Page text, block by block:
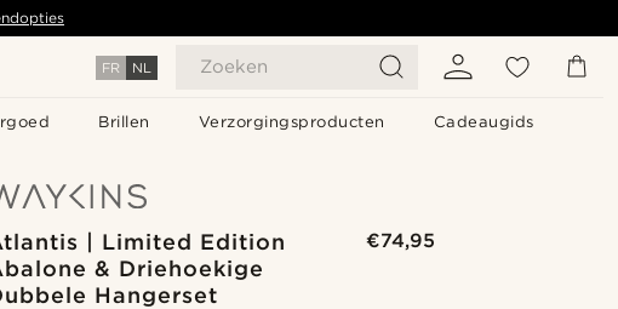
FR NL Zoeken
Brillen Verzorgingsproducten Cadeaugids
| Limited Edition
& Driehoekige
Hangerset
€74,95